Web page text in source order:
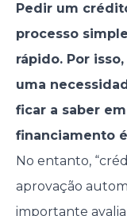
Pedir um
processo
rápido. Por
uma
ficar a saber
financiamento
No entanto,
aprovação
importante